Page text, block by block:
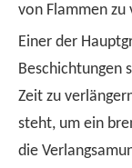
von Flammen zu
Einer der
Beschichtungen
Zeit zu
steht, um ein
die